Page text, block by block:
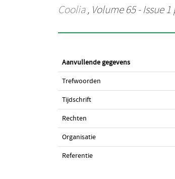
Coolia, Volume 65 - Issue 1
Aanvullende gegevens
Trefwoorden
Tijdschrift
Rechten
Organisatie
Referentie